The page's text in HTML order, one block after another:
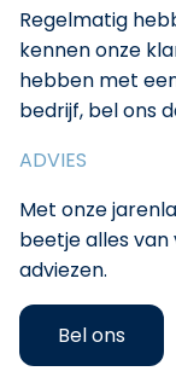
Regelmatig
kennen onze
hebben met
bedrijf, bel ons
ADVIES
Met onze
beetje alles van
adviezen.
Bel ons